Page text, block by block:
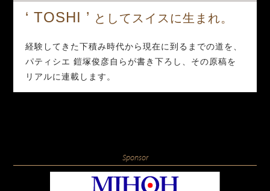
‘ TOSHI ’ としてスイスに生まれ。
経験してきた下積み時代から現在に到るまでの道を、
パティシエ 鎧塚俊彦自らが書き下ろし、その原稿を
リアルに連載します。
Sponsor